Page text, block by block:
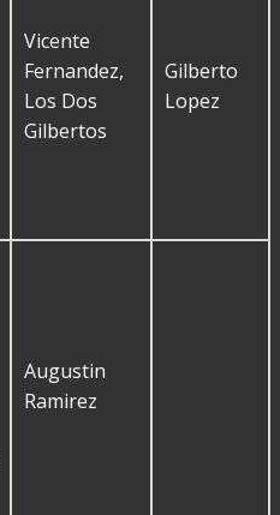
Vicente
Fernandez,
Los Dos
Gilbertos
Gilberto
Lopez
Augustin
Ramirez